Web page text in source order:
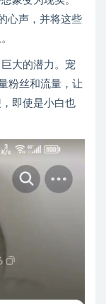
心声，并将这些
大的潜力。宠
粉丝和流量，让
即使是小白也